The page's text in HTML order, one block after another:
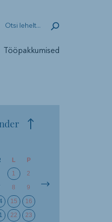
Tööpakkumised
L
P
1
2
8
9
15
16
22
23